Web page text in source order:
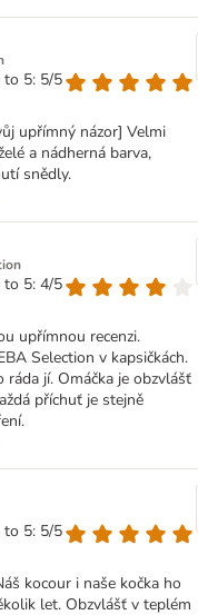
to 5: 5/5
upřímný názor] Velmi
a nádherná barva,
snědly.
to 5: 4/5
upřímnou recenzi.
Selection v kapsičkách.
jí. Omáčka je obzvlášť
příchuť je stejně
to 5: 5/5
kocour i naše kočka ho
let. Obzvlášť v teplém